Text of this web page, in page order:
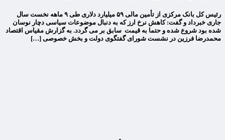
رئیس کل بانک مرکزی از تأمین مالی ۵۹ میلیارد دلاری طی ۹ ماهه نخست سال
جاری خبرداد و گفت: کاهش نرخ ارز که به دنبال موضوعات سیاسی دچار نوسان
شده بود شروع شده و حتما به قیمت سابق بر می گردد. به گزارش مقیاس اقتصاد
محمدرضا فرزین در نشست شورای گفتگوی دولت و بخش خصوصی […]